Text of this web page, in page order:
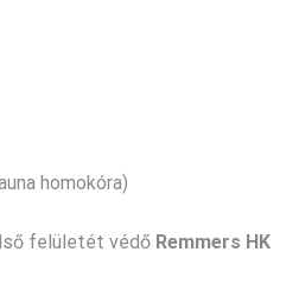
homokóra)
felületét védő Remmers HK